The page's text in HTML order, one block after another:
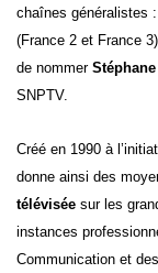
chaînes généralistes
(France 2 et France
de nommer
SNPTV.
Créé en 1990 à
donne ainsi des
télévisée sur les
instances
Communication et